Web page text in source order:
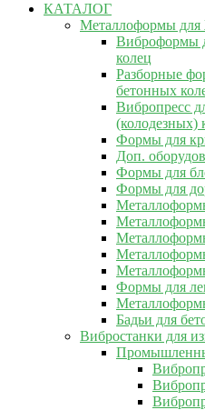
КАТАЛОГ
Металлоформы
Виброформы
колец
Разборные
бетонных
Вибропресс
(колодезных)
Формы для
Доп.
Формы для
Формы для
Формы для
Бадьи для
Вибростанки для